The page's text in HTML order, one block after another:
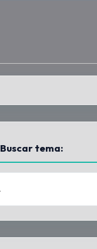
Buscar tema: